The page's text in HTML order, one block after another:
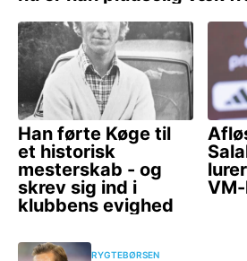
RYGTEBØRSEN